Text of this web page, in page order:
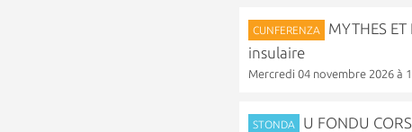
CUNFERENZA
MYTHES
insulaire
Mercredi 04 novembre 2026 à
STONDA U FONDU